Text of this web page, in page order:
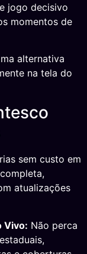
jogo decisivo
momentos de
alternativa
na tela do
sem custo em
atualizações
Vivo: Não perca